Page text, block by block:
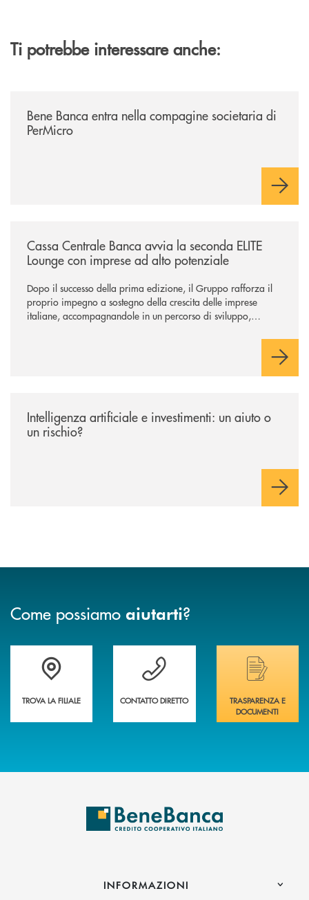
Ti potrebbe interessare anche:
Bene Banca entra nella compagine societaria di
PerMicro
Cassa Centrale Banca avvia la seconda ELITE
Lounge con imprese ad alto potenziale
Dopo il successo della prima edizione, il Gruppo rafforza il
proprio impegno a sostegno della crescita delle imprese
italiane, accompagnandole in un percorso di sviluppo,
Intelligenza artificiale e investimenti: un aiuto o
un rischio?
Come possiamo aiutarti?
Trova la filiale più vicina a te&nbsp;
TROVA LA FILIALE
Hai bisogno di assistenza immediata?
CONTATTO DIRETTO
Hai bisogno di
TRASPARENZA E
DOCUMENTI
INFORMAZIONI